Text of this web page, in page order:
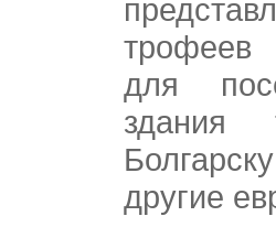
трофеев
для
здания
другие